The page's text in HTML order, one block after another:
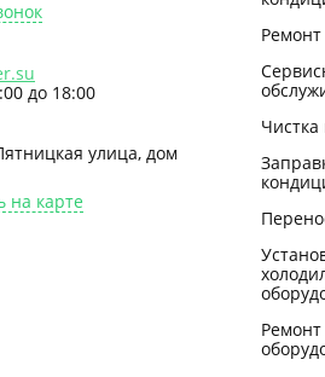
до 18:00
улица, дом
на карте
Ремонт